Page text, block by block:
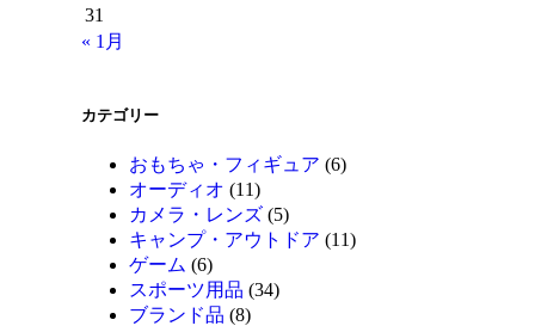
31
« 1月
カテゴリー
おもちゃ・フィギュア (6)
オーディオ (11)
カメラ・レンズ (5)
キャンプ・アウトドア (11)
ゲーム (6)
スポーツ用品 (34)
ブランド品 (8)